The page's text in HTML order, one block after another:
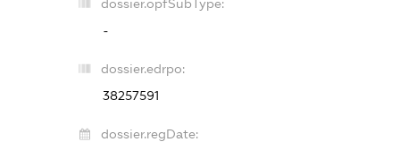
dossier.opfSubType:
-
dossier.edrpo:
38257591
dossier.regDate: